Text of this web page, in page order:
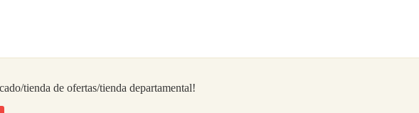
tienda de ofertas/tienda departamental!